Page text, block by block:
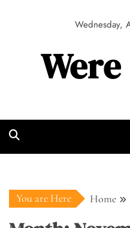
Wednesday,
You are Here Home